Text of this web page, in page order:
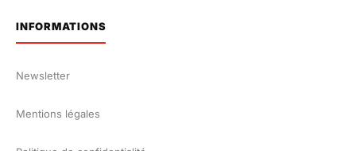
INFORMATIONS
Newsletter
Mentions légales